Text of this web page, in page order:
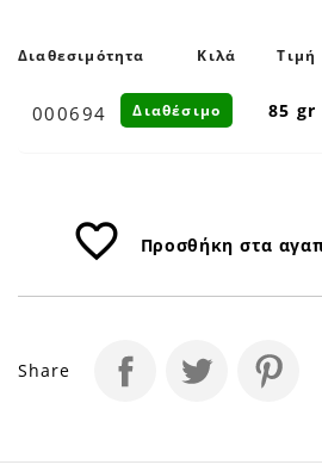
Διαθεσιμότητα Κιλά Τιμή
000694 85 gr
Διαθέσιμο
favorite_border Προσθήκη στα
Share